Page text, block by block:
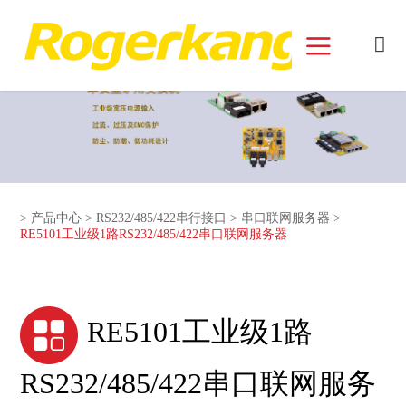
> 产品中心 >RS232/485/422串行接口 > 串口联网服务器 >
RE5101工业级1路RS232/485/422串口联网服务器
RE5101工业级1路
RS232/485/422串口联网服务